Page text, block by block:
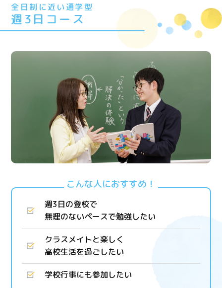
全日制に近い通学型
週3日コース
こんな人におすすめ！
週3日の登校で
無理のないペースで勉強したい
クラスメイトと楽しく
高校生活を過ごしたい
学校行事にも参加したい